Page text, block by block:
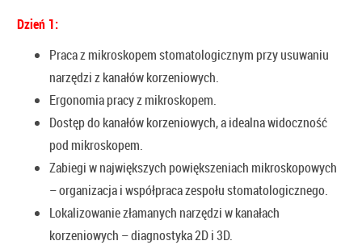
Dzień 1:
Praca z mikroskopem stomatologicznym przy usuwaniu
narzędzi z kanałów korzeniowych.
Ergonomia pracy z mikroskopem.
Dostęp do kanałów korzeniowych, a idealna widoczność
pod mikroskopem.
Zabiegi w największych powiększeniach mikroskopowych
– organizacja i współpraca zespołu stomatologicznego.
Lokalizowanie złamanych narzędzi w kanałach
korzeniowych – diagnostyka 2D i 3D.